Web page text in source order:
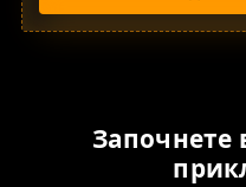
t
a
Започнете